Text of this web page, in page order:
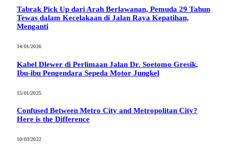
Tabrak Pick Up dari Arah Berlawanan, Pemuda 29 Tahun
Tewas dalam Kecelakaan di Jalan Raya Kepatihan,
Menganti
14/01/2026
Kabel Dlewer di Perlimaan Jalan Dr. Soetomo Gresik,
Ibu-ibu Pengendara Sepeda Motor Jungkel
15/01/2025
Confused Between Metro City and Metropolitan City?
Here is the Difference
10/03/2022